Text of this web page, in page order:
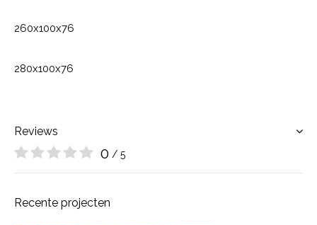
260x100x76
280x100x76
Reviews
0 / 5
Recente projecten